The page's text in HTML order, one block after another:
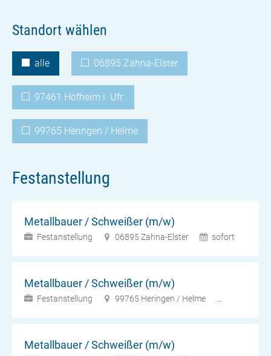
Standort wählen
alle 06895 Zahna-Elster
97461 Hofheim i. Ufr.
99765 Heringen / Helme
Festanstellung
Metallbauer / Schweißer (m/w)
Festanstellung 06895 Zahna-Elster sofort
Metallbauer / Schweißer (m/w)
Festanstellung 99765 Heringen / Helme
Metallbauer / Schweißer (m/w)